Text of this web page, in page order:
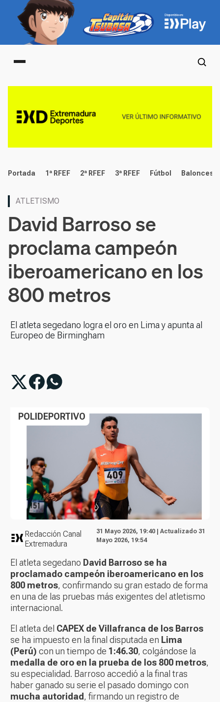
Main menu
deportes
Portada 1ª RFEF 2ª RFEF 3ª RFEF Fútbol Baloncesto
ATLETISMO
David Barroso se
proclama campeón
iberoamericano en los
800 metros
El atleta segedano logra el oro en Lima y apunta al
Europeo de Birmingham
POLIDEPORTIVO
Redacción Canal
Extremadura
31 Mayo 2026, 19:40 | Actualizado 31
Mayo 2026, 19:54
El atleta segedano David Barroso se ha
proclamado campeón iberoamericano en los
800 metros, confirmando su gran estado de forma
en una de las pruebas más exigentes del atletismo
internacional.
El atleta del CAPEX de Villafranca de los Barros
se ha impuesto en la final disputada en Lima
(Perú) con un tiempo de 1:46.30, colgándose la
medalla de oro en la prueba de los 800 metros,
su especialidad. Barroso accedió a la final tras
haber ganado su serie el pasado domingo con
mucha autoridad, firmando un registro de